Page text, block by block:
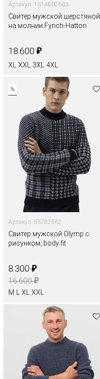
Артикул: 1314802603
Свитер мужской шерстяной
на молнии Fynch-Hatton
18.600 ₽
XL XXL 3XL 4XL
%
Артикул: 53782562
Свитер мужской Olymp с
рисунком, body fit
8.300 ₽
16.600₽
M XL XXL